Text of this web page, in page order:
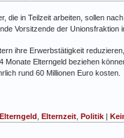
die in Teilzeit arbeiten, sollen
Vorsitzende der Unionsfraktion
ihre Erwerbstätigkeit
Monate Elterngeld beziehen
rund 60 Millionen Euro kosten.
Elterngeld Elternzeit Politik |